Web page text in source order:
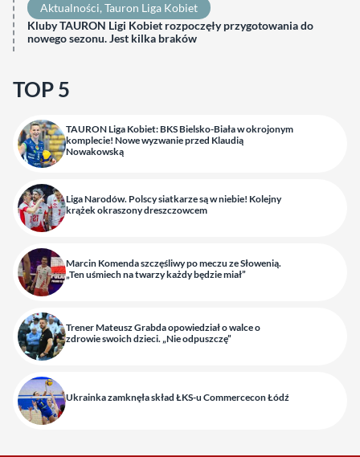
Aktualności, Tauron Liga Kobiet
Kluby TAURON Ligi Kobiet rozpoczęły przygotowania do
nowego sezonu. Jest kilka braków
TOP 5
TAURON Liga Kobiet: BKS Bielsko-Biała w okrojonym
komplecie! Nowe wyzwanie przed Klaudią
Nowakowską
Liga Narodów. Polscy siatkarze są w niebie! Kolejny
krążek okraszony dreszczowcem
Marcin Komenda szczęśliwy po meczu ze Słowenią.
„Ten uśmiech na twarzy każdy będzie miał”
Trener Mateusz Grabda opowiedział o walce o
zdrowie swoich dzieci. „Nie odpuszczę”
Ukrainka zamknęła skład ŁKS-u Commercecon Łódź